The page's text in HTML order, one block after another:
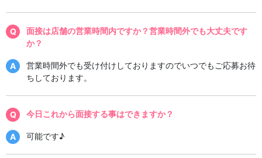
面接は店舗の営業時間内ですか？営業時間外でも大丈夫です
か？
営業時間外でも受け付けしておりますのでいつでもご応募お待
ちしております。
今日これから面接する事はできますか？
可能です♪